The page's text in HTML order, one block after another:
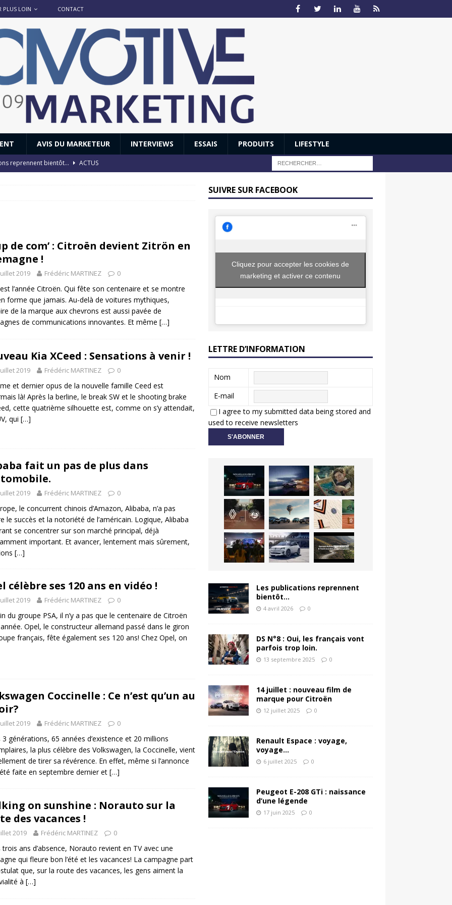
PLUS LOIN CONTACT
AVIS DU MARKETEUR INTERVIEWS ESSAIS PRODUITS LIFESTYLE
reprennent bientôt…
ACTUS
: voyage, voyage…
: Honda dévoile un spot publicitaire… confiné! ACTUS
de com’ : Citroën devient Zitrön en
!
2019 Frédéric MARTINEZ 0
l’année Citroën. Qui fête son centenaire et se montre
forme que jamais. Au-delà de voitures mythiques,
de la marque aux chevrons est aussi pavée de
de communications innovantes. Et même […]
Kia XCeed : Sensations à venir !
2019 Frédéric MARTINEZ 0
et dernier opus de la nouvelle famille Ceed est
là! Après la berline, le break SW et le shooting brake
cette quatrième silhouette est, comme on s’y attendait,
qui […]
fait un pas de plus dans
2019 Frédéric MARTINEZ 0
le concurrent chinois d’Amazon, Alibaba, n’a pas
le succès et la notoriété de l’américain. Logique, Alibaba
se concentrer sur son marché principal, déjà
important. Et avancer, lentement mais sûrement,
[…]
célèbre ses 120 ans en vidéo !
2019 Frédéric MARTINEZ 0
du groupe PSA, il n’y a pas que le centenaire de Citroën
Opel, le constructeur allemand passé dans le giron
français, fête également ses 120 ans! Chez Opel, on
Coccinelle : Ce n’est qu’un au
2019 Frédéric MARTINEZ 0
3 générations, 65 années d’existence et 20 millions
la plus célèbre des Volkswagen, la Coccinelle, vient
de tirer sa révérence. En effet, même si l’annonce
faite en septembre dernier et […]
on sunshine : Norauto sur la
des vacances !
2019 Frédéric MARTINEZ 0
trois ans d’absence, Norauto revient en TV avec une
qui fleure bon l’été et les vacances! La campagne part
que, sur la route des vacances, les gens aiment la
à […]
SUIVRE SUR FACEBOOK
Cliquez pour accepter les cookies de
marketing et activer ce contenu
LETTRE D’INFORMATION
Nom
E-mail
I agree to my submitted data being stored and
used to receive newsletters
Les publications reprennent
bientôt…
4 avril 2026 0
DS N°8 : Oui, les français vont
parfois trop loin.
13 septembre 2025 0
14 juillet : nouveau film de
marque pour Citroën
12 juillet 2025 0
Renault Espace : voyage,
voyage…
6 juillet 2025 0
Peugeot E-208 GTi : naissance
d’une légende
17 juin 2025 0